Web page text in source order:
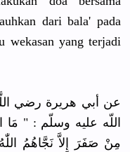
dari bala' pada
wekasan yang terjadi
عن أبي هريرة رضي
اللّه عليه وسلّم : " مَا
مِنْ صَفَرَ إِلاَّ نَجَّاهُمُ